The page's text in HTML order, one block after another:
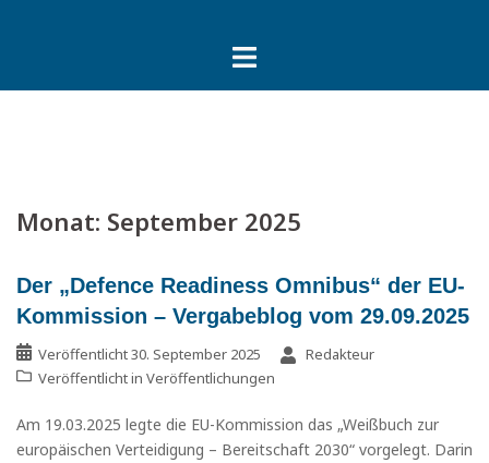
Monat: September 2025
Der „Defence Readiness Omnibus“ der EU-
Kommission – Vergabeblog vom 29.09.2025
Veröffentlicht30. September 2025
Redakteur
Veröffentlicht in Veröffentlichungen
Am 19.03.2025 legte die EU-Kommission das „Weißbuch zur
europäischen Verteidigung – Bereitschaft 2030“ vorgelegt. Darin